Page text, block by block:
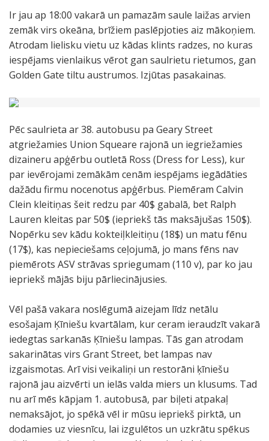
i
j
u
.
S
a
n
F
r
a
c
i
s
k
o
p
i
e
G
o
l
e
n
G
a
t
e
p
a
r
i
n
d
u
m
ā
u
a
p
b
ū
v
e
.
e
ā
n
a
:
)
z
j
ū
t
a
s
s
a
v
i
ļ
o
j
o
š
a
s
.
.
.
l
,
k
a
s
s
k
a
s
n
o
C
l
i
f
f
H
u
s
e
r
e
s
t
o
r
Ir jau ap 18:00 vakarā un pamazām saule laižas arvien
zemāk virs okeāna, brīžiem paslēpjoties aiz mākoņiem.
Atrodam lielisku vietu uz kādas klints radzes, no kuras
iespējams vienlaikus vērot gan saulrietu rietumos, gan
Golden Gate tiltu austrumos. Izjūtas pasakainas.
Pēc saulrieta ar 38. autobusu pa Geary Street
atgriežamies Union Squeare rajonā un iegriežamies
dizaineru apģērbu outletā Ross (Dress for Less), kur
par ievērojami zemākām cenām iespējams iegādāties
dažādu firmu nocenotus apģērbus. Piemēram Calvin
Clein kleitiņas šeit redzu par 40$ gabalā, bet Ralph
Lauren kleitas par 50$ (iepriekš tās maksājušas 150$).
Nopērku sev kādu kokteiļkleitiņu (18$) un matu fēnu
(17$), kas nepieciešams ceļojumā, jo mans fēns nav
piemērots ASV strāvas spriegumam (110 v), par ko jau
iepriekš mājās biju pārliecinājusies.
Vēl pašā vakara noslēgumā aizejam līdz netālu
esošajam Ķīniešu kvartālam, kur ceram ieraudzīt vakarā
iedegtas sarkanās Ķīniešu lampas. Tās gan atrodam
sakarinātas virs Grant Street, bet lampas nav
izgaismotas. Arī visi veikaliņi un restorāni ķīniešu
rajonā jau aizvērti un ielās valda miers un klusums. Tad
nu arī mēs kāpjam 1. autobusā, par biļeti atpakaļ
nemaksājot, jo spēkā vēl ir mūsu iepriekš pirktā, un
dodamies uz viesnīcu, lai izgulētos un uzkrātu spēkus